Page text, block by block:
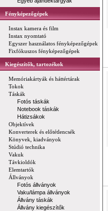
Fényképezőgépek
Instax kamera és film
Instax nyomtató
Egyszer használatos fényképezőgépek
Fixfókuszos fényképezőgépek
Kiegészítők, tartozékok
Memóriakártyák és háttértárak
Tokok
Táskák
Fotós táskák
Notebook táskák
Hátizsákok
Objektívek
Konverterek és előtétlencsék
Könyvek, kiadványok
Stúdió technika
Vakuk
Távkioldók
Elemtartók
Állványok
Fotós állványok
Vaku/lámpa állványok
Állvány táskák
Állvány kiegészítők